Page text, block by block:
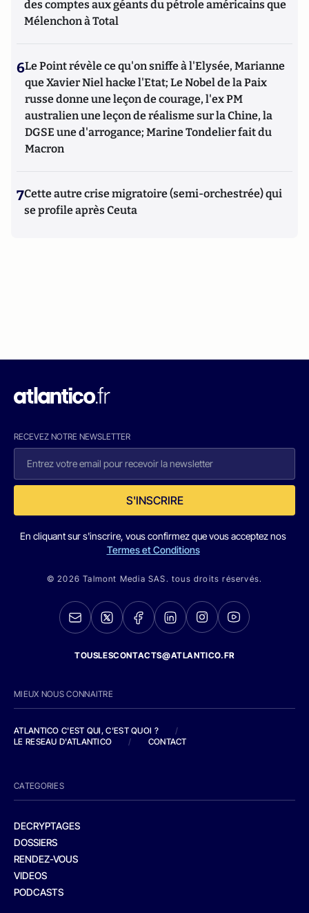
des comptes aux géants du pétrole américains que
Mélenchon à Total
6Le Point révèle ce qu'on sniffe à l'Elysée, Marianne
que Xavier Niel hacke l'Etat; Le Nobel de la Paix
russe donne une leçon de courage, l'ex PM
australien une leçon de réalisme sur la Chine, la
DGSE une d'arrogance; Marine Tondelier fait du
Macron
7Cette autre crise migratoire (semi-orchestrée) qui
se profile après Ceuta
RECEVEZ NOTRE NEWSLETTER
S'INSCRIRE
En cliquant sur s'inscrire, vous confirmez que vous acceptez nos
Termes et Conditions
© 2026 Talmont Media SAS. tous droits réservés.
TOUSLESCONTACTS@ATLANTICO.FR
MIEUX NOUS CONNAITRE
ATLANTICO C'EST QUI, C'EST QUOI ?
/
LE RESEAU D'ATLANTICO
/ CONTACT
CATEGORIES
DECRYPTAGES
DOSSIERS
RENDEZ-VOUS
VIDEOS
PODCASTS